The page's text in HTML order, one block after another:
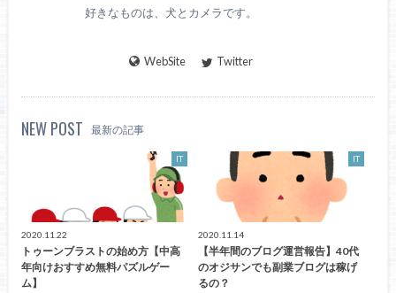
好きなものは、犬とカメラです。
WebSite Twitter
NEW POST 最新の記事
IT
2020.11.22
トゥーンブラストの始め方【中高
年向けおすすめ無料パズルゲー
ム】
IT
2020.11.14
【半年間のブログ運営報告】40代
のオジサンでも副業ブログは稼げ
るの？